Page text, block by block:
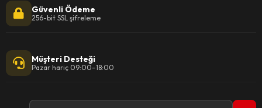
Güvenli Ödeme
256-bit SSL şifreleme
Müşteri Desteği
Pazar hariç 09:00–18:00